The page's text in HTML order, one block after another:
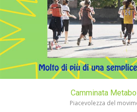
Camminata
Piacevolezza del